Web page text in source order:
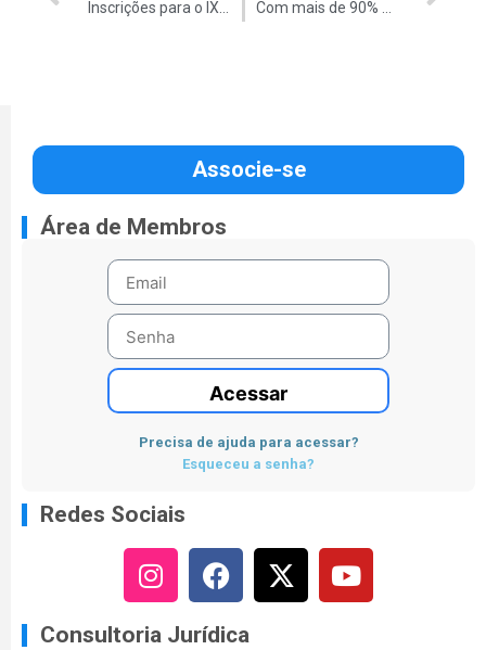
Associe-se
Área de Membros
Acessar
Precisa de ajuda para acessar?
Esqueceu a senha?
Redes Sociais
Consultoria Jurídica